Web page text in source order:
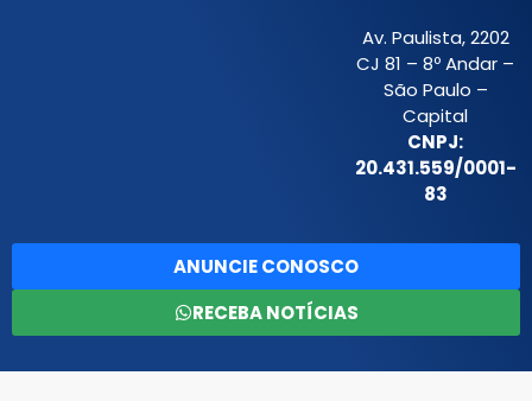
Av. Paulista, 2202
CJ 81 – 8º Andar –
São Paulo –
Capital
CNPJ:
20.431.559/0001-
83
ANUNCIE CONOSCO
RECEBA NOTÍCIAS